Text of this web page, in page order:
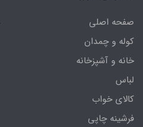
صفحه اصلی
کوله و چمدان
خانه و آشپزخانه
لباس
کالای خواب
فرشینه چاپی